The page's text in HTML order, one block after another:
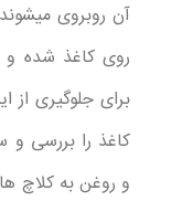
آن روبروی
روی کاغذ شده و
برای جلوگیری از
کاغذ را بررسی
و روغن به کلاچ